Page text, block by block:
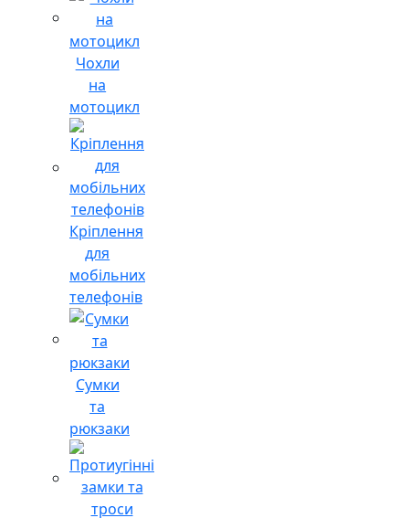
Чохли
на
мотоцикл
Кріплення
для
мобільних
телефонів
Сумки
та
рюкзаки